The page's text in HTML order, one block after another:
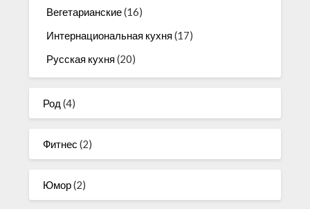
Вегетарианские(16)
Интернациональная кухня (17)
Русская кухня (20)
Род (4)
Фитнес (2)
Юмор(2)